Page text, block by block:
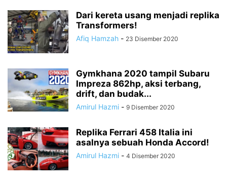
Dari kereta usang menjadi replika
Transformers!
Afiq Hamzah - 23 Disember 2020
Gymkhana 2020 tampil Subaru
Impreza 862hp, aksi terbang,
drift, dan budak...
Amirul Hazmi - 9 Disember 2020
Replika Ferrari 458 Italia ini
asalnya sebuah Honda Accord!
Amirul Hazmi - 4 Disember 2020